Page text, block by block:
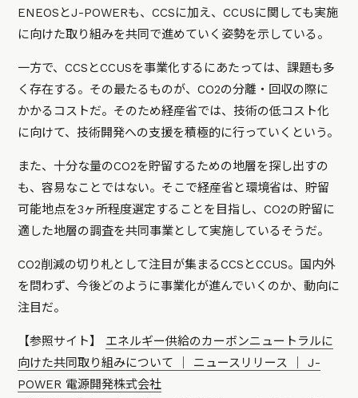
ENEOSとJ-POWERも、CCSに加え、CCUSに関しても実施
に向けた取り組みを共同で進めていく姿勢を示している。
一方で、CCSとCCUSを事業化するにあたっては、課題も多
く存在する。その最たるものが、CO2の分離・回収の際に
かかるコストだ。そのため経産省では、技術の低コスト化
に向けて、技術開発への支援を積極的に行っていくという。
また、十分な量のCO2を貯留するための地層を探し出すの
も、容易なことではない。そこで経産省と環境省は、貯留
可能地点を3ヶ所程度選定することを目指し、CO2の貯留に
適した地層の調査を共同事業として実施しているそうだ。
CO2削減の切り札として注目が集まるCCSとCCUS。国内外
を問わず、今後どのように事業化が進んでいくのか、動向に
注目だ。
【参照サイト】 エネルギー供給のカーボンニュートラルに
向けた共同取り組みについて │ ニュースリリース │ J-
POWER 電源開発株式会社